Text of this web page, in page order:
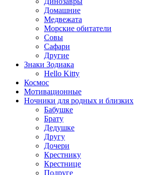
Домашние
Медвежата
Морские обитатели
Совы
Сафари
Другие
Знаки Зодиака
Hello Kitty
Космос
Мотивационные
Ночники для родных и близких
Бабушке
Брату
Дедушке
Другу
Дочери
Крестнику
Крестнице
Подруге